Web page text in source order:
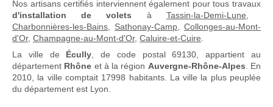
Nos artisans certifiés interviennent également pour tous travaux
d'installation de volets à Tassin-la-Demi-Lune,
Charbonnières-les-Bains, Sathonay-Camp, Collonges-au-Mont-
d'Or, Champagne-au-Mont-d'Or, Caluire-et-Cuire.
La ville de Écully, de code postal 69130, appartient au
département Rhône et à la région Auvergne-Rhône-Alpes. En
2010, la ville comptait 17998 habitants. La ville la plus peuplée
du département est Lyon.